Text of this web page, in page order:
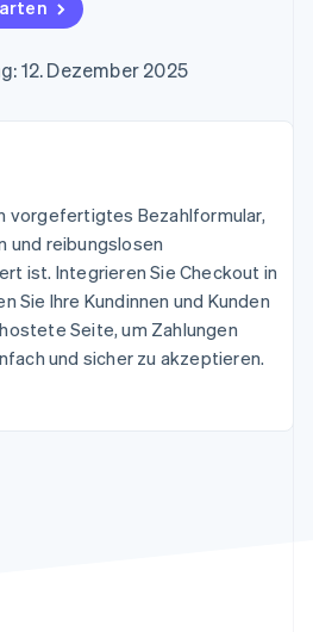
Data Pipeline
Datensynchronisierung
Economy
Reisen und
und
auf
und
von
mit Agenten
Roadmap
Press
werden
12. Dezember 2025
vorgefertigtes Bezahlformular,
und reibungslosen
ist. Integrieren Sie Checkout in
Sie Ihre Kundinnen und Kunden
Seite, um Zahlungen
und sicher zu akzeptieren.